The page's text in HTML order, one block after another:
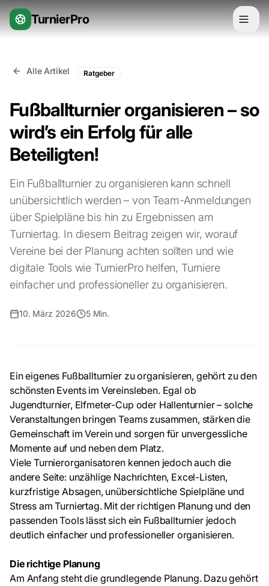
Zum Inhalt springen
TurnierPro
Alle Artikel Ratgeber
Fußballturnier organisieren – so
wird’s ein Erfolg für alle
Beteiligten!
Ein Fußballturnier zu organisieren kann schnell
unübersichtlich werden – von Team-Anmeldungen
über Spielpläne bis hin zu Ergebnissen am
Turniertag. In diesem Beitrag zeigen wir, worauf
Vereine bei der Planung achten sollten und wie
digitale Tools wie TurnierPro helfen, Turniere
einfacher und professioneller zu organisieren.
10. März 2026 5 Min.
Ein eigenes Fußballturnier zu organisieren, gehört zu den
schönsten Events im Vereinsleben. Egal ob
Jugendturnier, Elfmeter-Cup oder Hallenturnier – solche
Veranstaltungen bringen Teams zusammen, stärken die
Gemeinschaft im Verein und sorgen für unvergessliche
Momente auf und neben dem Platz.
Viele Turnierorganisatoren kennen jedoch auch die
andere Seite: unzählige Nachrichten, Excel-Listen,
kurzfristige Absagen, unübersichtliche Spielpläne und
Stress am Turniertag. Mit der richtigen Planung und den
passenden Tools lässt sich ein Fußballturnier jedoch
deutlich einfacher und professioneller organisieren.
Die richtige Planung
Am Anfang steht die grundlegende Planung. Dazu gehört